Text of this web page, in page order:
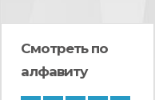
Смотреть по
алфавиту